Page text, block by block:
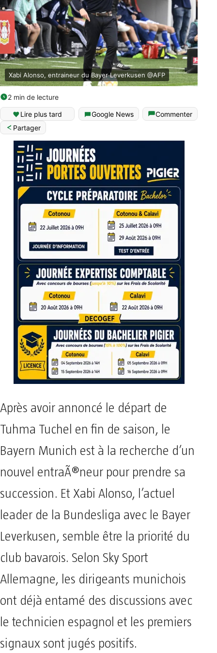
Xabi Alonso, entraineur du Bayer Leverkusen @AFP
2 min de lecture
Lire plus tard Google News
Commenter
Partager
Après avoir annoncé le départ de
Tuhma Tuchel en fin de saison, le
Bayern Munich est à la recherche d’un
nouvel entraÃ®neur pour prendre sa
succession. Et Xabi Alonso, l’actuel
leader de la Bundesliga avec le Bayer
Leverkusen, semble être la priorité du
club bavarois. Selon Sky Sport
Allemagne, les dirigeants munichois
ont déjà entamé des discussions avec
le technicien espagnol et les premiers
signaux sont jugés positifs.